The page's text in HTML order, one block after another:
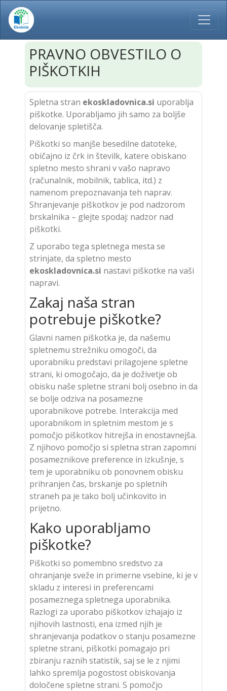
PRAVNO OBVESTILO O
PIŠKOTKIH
Spletna stran ekoskladovnica.si uporablja
piškotke. Uporabljamo jih samo za boljše
delovanje spletišča.
Piškotki so manjše besedilne datoteke,
običajno iz črk in številk, katere obiskano
spletno mesto shrani v vašo napravo
(računalnik, mobilnik, tablica, itd.) z
namenom prepoznavanja teh naprav.
Shranjevanje piškotkov je pod nadzorom
brskalnika – glejte spodaj: nadzor nad
piškotki.
Z uporabo tega spletnega mesta se
strinjate, da spletno mesto
ekoskladovnica.si nastavi piškotke na vaši
napravi.
Zakaj naša stran
potrebuje piškotke?
Glavni namen piškotka je, da našemu
spletnemu strežniku omogoči, da
uporabniku predstavi prilagojene spletne
strani, ki omogočajo, da je doživetje ob
obisku naše spletne strani bolj osebno in da
se bolje odziva na posamezne
uporabnikove potrebe. Interakcija med
uporabnikom in spletnim mestom je s
pomočjo piškotkov hitrejša in enostavnejša.
Z njihovo pomočjo si spletna stran zapomni
posameznikove preference in izkušnje, s
tem je uporabniku ob ponovnem obisku
prihranjen čas, brskanje po spletnih
straneh pa je tako bolj učinkovito in
prijetno.
Kako uporabljamo
piškotke?
Piškotki so pomembno sredstvo za
ohranjanje sveže in primerne vsebine, ki je v
skladu z interesi in preferencami
posameznega spletnega uporabnika.
Razlogi za uporabo piškotkov izhajajo iz
njihovih lastnosti, ena izmed njih je
shranjevanja podatkov o stanju posamezne
spletne strani, piškotki pomagajo pri
zbiranju raznih statistik, saj se le z njimi
lahko spremlja pogostost obiskovanja
določene spletne strani. S pomočjo